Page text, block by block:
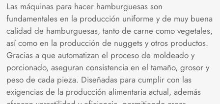
Las máquinas para hacer hamburguesas son
fundamentales en la producción uniforme y de muy buena
calidad de hamburguesas, tanto de carne como vegetales,
así como en la producción de nuggets y otros productos.
Gracias a que automatizan el proceso de moldeado y
porcionado, aseguran consistencia en el tamaño, grosor y
peso de cada pieza. Diseñadas para cumplir con las
exigencias de la producción alimentaria actual, además